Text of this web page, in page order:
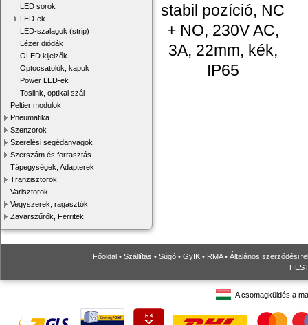
LED sorok
LED-ek
LED-szalagok (strip)
Lézer diódák
OLED kijelzők
Optocsatolók, kapuk
Power LED-ek
Toslink, optikai szál
Peltier modulok
Pneumatika
Szenzorok
Szerelési segédanyagok
Szerszám és forrasztás
Tápegységek, Adapterek
Tranzisztorok
Varisztorok
Vegyszerek, ragasztók
Zavarszűrők, Ferritek
stabil pozíció, NC
+ NO, 230V AC,
3A, 22mm, kék,
IP65
Főoldal • Szállítás • Súgó • GyIK • RMA• Általános szerződési
A csomagküldés a